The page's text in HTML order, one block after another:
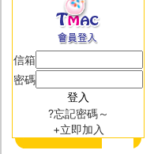
信箱
密碼
?忘記密碼～
+立即加入